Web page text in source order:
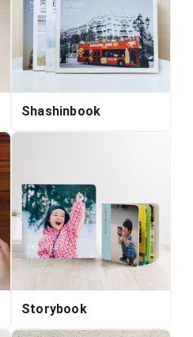
Shashinbook
Storybook